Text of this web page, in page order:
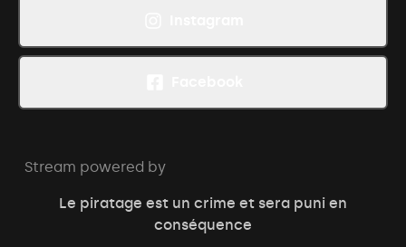
Le piratage est un crime et sera puni en
conséquence
Stream powered by